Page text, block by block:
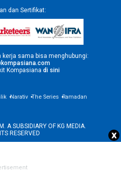
dan Sertifikat:
kerja sama bisa menghubungi:
Kompasiana di sini
Narativ The Series Ramadan
A SUBSIDIARY OFKG MEDIA
RESERVED
x